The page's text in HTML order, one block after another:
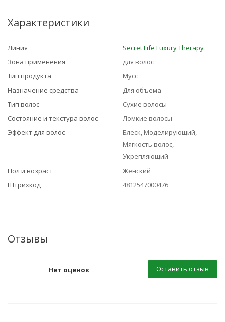
Характеристики
Линия
Secret Life Luxury Therapy
Зона применения
для волос
Тип продукта
Мусс
Назначение средства
Для объема
Тип волос
Сухие волосы
Состояние и текстура волос
Ломкие волосы
Эффект для волос
Блеск, Моделирующий,
Мягкость волос,
Укрепляющий
Пол и возраст
Женский
Штрихкод
4812547000476
Отзывы
Нет оценок Оставить отзыв